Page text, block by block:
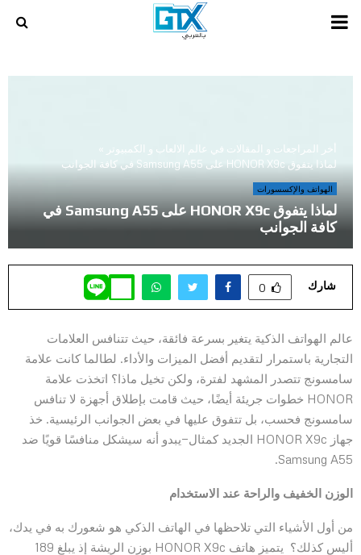
PRIMARY
أخر المراجعات و المقالات في عالم الالعاب و الكمبيوتر
»
لماذا يتفوق HONOR X9c على Samsung A55 في كافة الجوانب
الهواتف والإكسسورات
لماذا يتفوق HONOR X9c على Samsung A55 في
كافة الجوانب
شارك 0
عالم الهواتف الذكية يتغير بسرعة فائقة، حيث تتنافس العلامات
التجارية باستمرار لتقديم أفضل الميزات والأداء. لطالما كانت علامة
سامسونج تتصدر المشهد لفترة، ولكن تخيل ماذا؟ اتخذت علامة
HONOR خطوات جريئة أيضًا، حيث قامت بإطلاق أجهزة لا تنافس
سامسونج فحسب، بل تتفوق عليها في بعض الجوانب الرئيسية. خذ
جهاز HONOR X9c الجديد كمثال—يبدو أنه سيشكل منافسًا قويًا ضد
Samsung A55.
الوزن الخفيف والراحة عند الاستخدام
من أول الأشياء التي تلاحظها في الهاتف الذكي هو شعورك به في يدك،
أليس كذلك؟ يتميز هاتف HONOR X9c بوزن الريشة إذ يبلغ 189